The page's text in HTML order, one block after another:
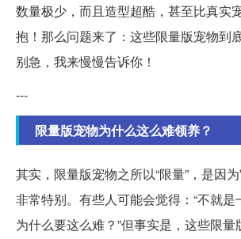
数量极少，而且造型超酷，甚至比真实
抱！那么问题来了：这些限量版宠物到
别急，我来慢慢告诉你！
---
限量版宠物为什么这么难领养？
其实，限量版宠物之所以“限量”，是因
非常特别。有些人可能会觉得：“不就是
为什么要这么难？”但事实是，这些限